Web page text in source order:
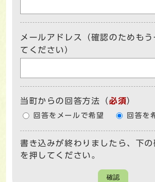
メールアドレス（確認のためもう
てください）
当町からの回答方法 （必須）
回答をメールで希望 回答を
書き込みが終わりましたら、下の
を押してください。
確認